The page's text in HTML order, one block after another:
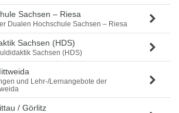
Sachsen – Riesa
Dualen Hochschule Sachsen – Riesa
Sachsen (HDS)
Sachsen (HDS)
und Lehr-/Lernangebote der
/ Görlitz